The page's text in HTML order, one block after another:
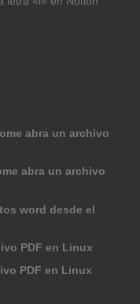
abra un archivo
abra un archivo
word desde el
PDF en Linux
PDF en Linux